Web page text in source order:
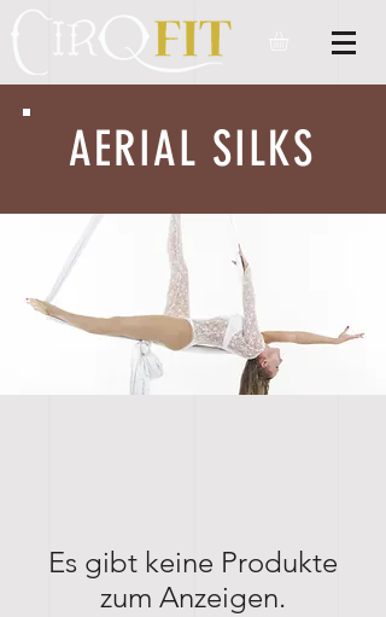
AERIAL SILKS
Es gibt keine Produkte
zum Anzeigen.